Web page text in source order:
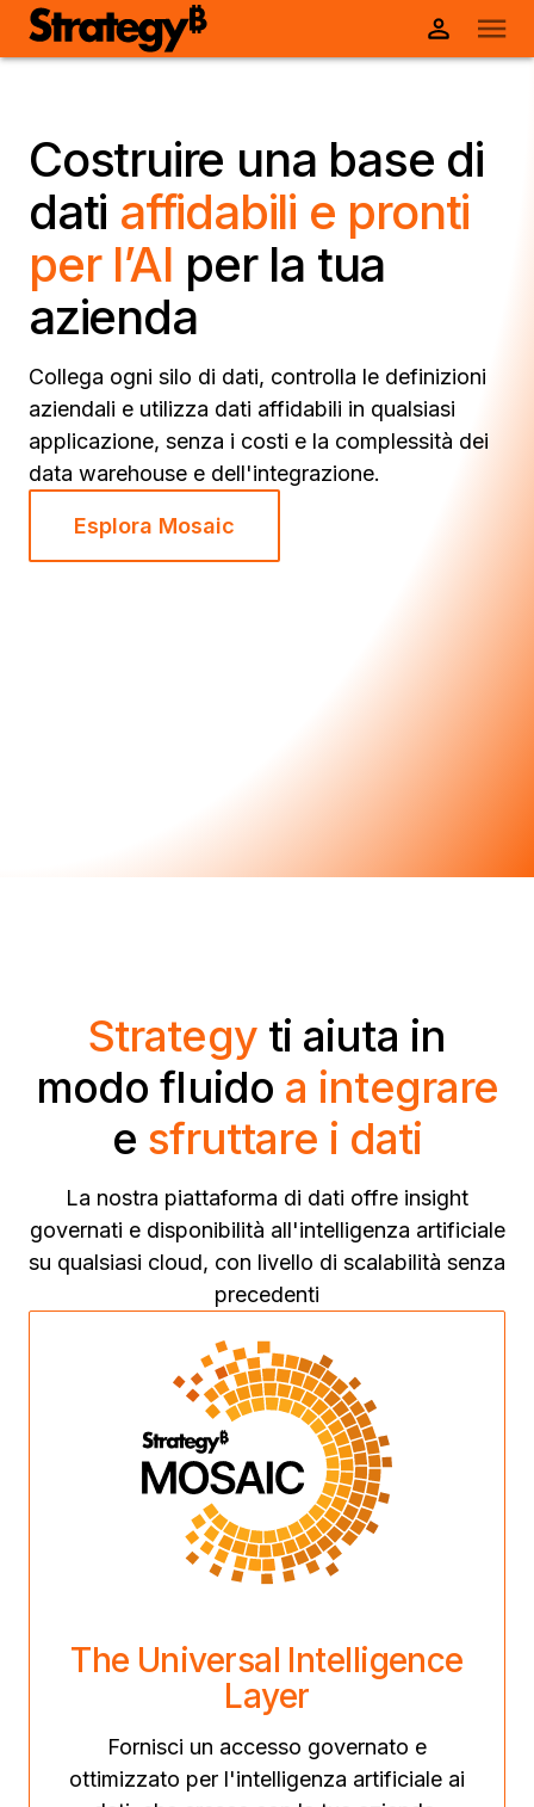
Costruire una base di
dati affidabili e pronti
per l’AI per la tua
azienda
Collega ogni silo di dati, controlla le definizioni
aziendali e utilizza dati affidabili in qualsiasi
applicazione, senza i costi e la complessità dei
data warehouse e dell'integrazione.
Esplora Mosaic
Strategyti aiuta in
modo fluido a integrare
e sfruttare i dati
La nostra piattaforma di dati offre insight
governati e disponibilità all'intelligenza artificiale
su qualsiasi cloud, con livello di scalabilità senza
precedenti
The Universal Intelligence
Layer
Fornisci un accesso governato e
ottimizzato per l'intelligenza artificiale ai